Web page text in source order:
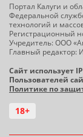
Портал Калуги и
Федеральной
технологий и
Регистрационный
Учредитель: ООО
Главный редактор:
Сайт использует
Пользователей
Политике по
18+